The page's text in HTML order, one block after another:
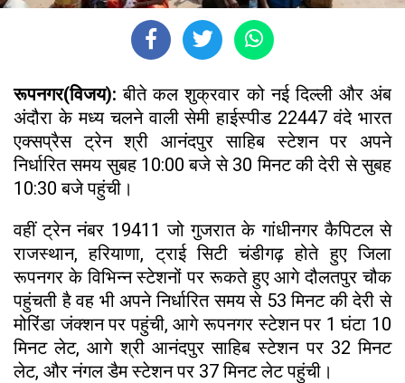
रूपनगर(विजय):बीते कल शुक्रवार को नई दिल्ली और अंब
अंदौरा के मध्य चलने वाली सेमी हाईस्पीड 22447 वंदे भारत
एक्सप्रैस ट्रेन श्री आनंदपुर साहिब स्टेशन पर अपने
निर्धारित समय सुबह 10:00 बजे से 30 मिनट की देरी से सुबह
10:30 बजे पहुंची।
वहीं ट्रेन नंबर 19411 जो गुजरात के गांधीनगर कैपिटल से
राजस्थान, हरियाणा, ट्राई सिटी चंडीगढ़ होते हुए जिला
रूपनगर के विभिन्न स्टेशनों पर रूकते हुए आगे दौलतपुर चौक
पहुंचती है वह भी अपने निर्धारित समय से 53 मिनट की देरी से
मोरिंडा जंक्शन पर पहुंची, आगे रूपनगर स्टेशन पर 1 घंटा 10
मिनट लेट, आगे श्री आनंदपुर साहिब स्टेशन पर 32 मिनट
लेट, और नंगल डैम स्टेशन पर 37 मिनट लेट पहुंची।